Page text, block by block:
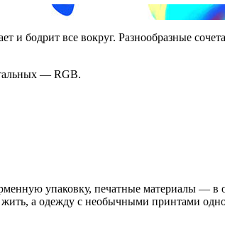
бодрит все вокруг. Разнообразные
— RGB.
упаковку, печатные материалы — в
а одежду с необычными принтами одно